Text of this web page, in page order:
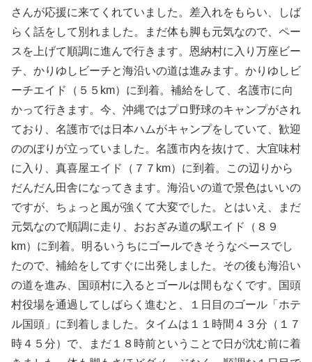
さんが応援に来てくれていました。差入れをもらい、しば
らく話をして別れました。まだ体も脚も元気なので、ペー
スを上げて順調に進んで行きます。恩納村に入り万座ビー
チ、かりゆしビーチと海沿いの道は進みます。かりゆしビ
ーチエイド（５５km）に到着。補給をして、名護市に向
かって行きます。今、沖縄ではプロ野球のキャンプがされ
ており、名護市では日本ハムがキャンプをしていて、歓迎
ののぼりが立っていました。名護市内を抜けて、大宜味村
に入り、真喜屋エイド（７７km）に到着。この辺りから
だんだん田舎になってきます。海沿いの道で景色はいいの
ですが、ちょっと風が強くて大変でした。とはいえ、まだ
元気なので順調に走り、おおぎみ道の駅エイド（８９
km）に到着。明るいうちにゴールできそうなペースでし
たので、補給をしてすぐに出発しました。その後も海沿い
の道を進み、国頭村に入るとゴールは間もなくです。国頭
村役場を通過してしばらく進むと、１日目のゴール「ホテ
ル国頭」に到着しました。タイムは１１時間４３分（１７
時４５分）で、まだ１８時前ということで日が沈む前に着